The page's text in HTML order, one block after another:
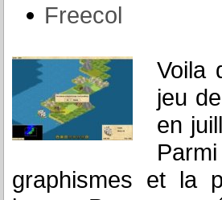
Freecol
Voila
jeu
en
graphismes et la